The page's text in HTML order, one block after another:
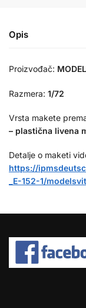
Opis
Proizvođač:
Razmera: 1/72
Vrsta makete
– plastična livena
Detalje o maketi
https://
_E-152-1/